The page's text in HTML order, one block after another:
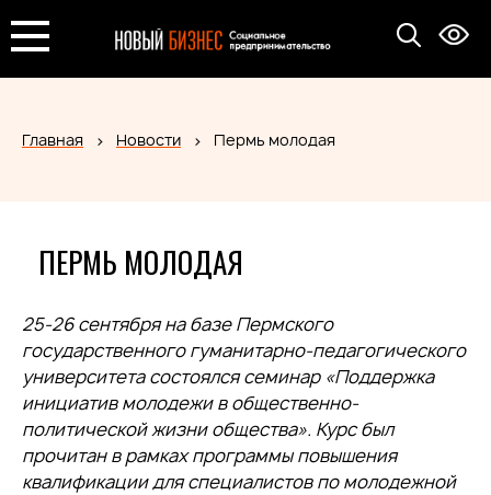
Главная Новости Пермь молодая
ПЕРМЬ МОЛОДАЯ
25-26 сентября на базе Пермского
государственного гуманитарно-педагогического
университета состоялся семинар «Поддержка
инициатив молодежи в общественно-
политической жизни общества». Курс был
прочитан в рамках программы повышения
квалификации для специалистов по молодежной